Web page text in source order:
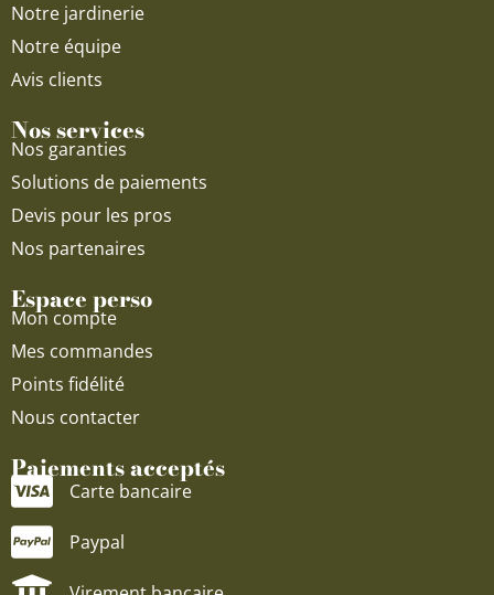
Notre jardinerie
Notre équipe
Avis clients
Nos services
Nos garanties
Solutions de paiements
Devis pour les pros
Nos partenaires
Espace perso
Mon compte
Mes commandes
Points fidélité
Nous contacter
Paiements acceptés
Carte bancaire
Paypal